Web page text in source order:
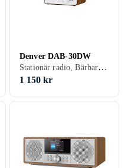
Denver DAB-30DW
Stationär radio, Bärbar radio, FM, DAB, DAB+, Nätström, Klockradio med alarm
1 150 kr